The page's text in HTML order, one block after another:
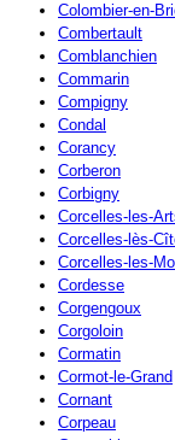
Colombier-en-
Combertault
Comblanchien
Commarin
Compigny
Condal
Corancy
Corberon
Corbigny
Corcelles-les-
Corcelles-lès-
Corcelles-les-
Cordesse
Corgengoux
Corgoloin
Cormatin
Cormot-le-Grand
Cornant
Corpeau